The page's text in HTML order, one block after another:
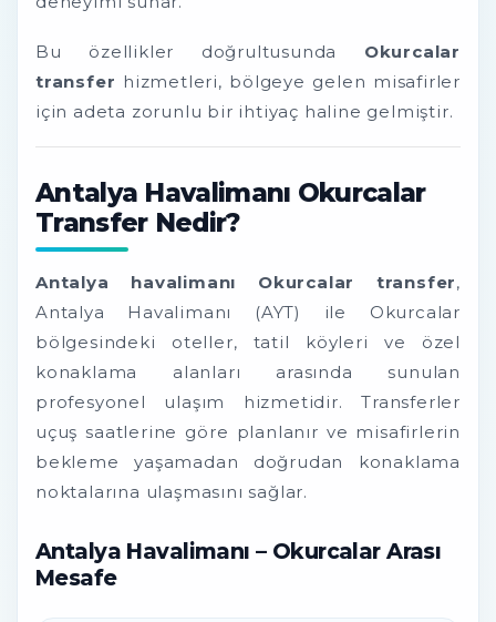
Bu özellikler doğrultusunda Okurcalar
transfer hizmetleri, bölgeye gelen misafirler
için adeta zorunlu bir ihtiyaç haline gelmiştir.
Antalya Havalimanı Okurcalar
Transfer Nedir?
Antalya havalimanı Okurcalar transfer,
Antalya Havalimanı (AYT) ile Okurcalar
bölgesindeki oteller, tatil köyleri ve özel
konaklama alanları arasında sunulan
profesyonel ulaşım hizmetidir. Transferler
uçuş saatlerine göre planlanır ve misafirlerin
bekleme yaşamadan doğrudan konaklama
noktalarına ulaşmasını sağlar.
Antalya Havalimanı – Okurcalar Arası
Mesafe